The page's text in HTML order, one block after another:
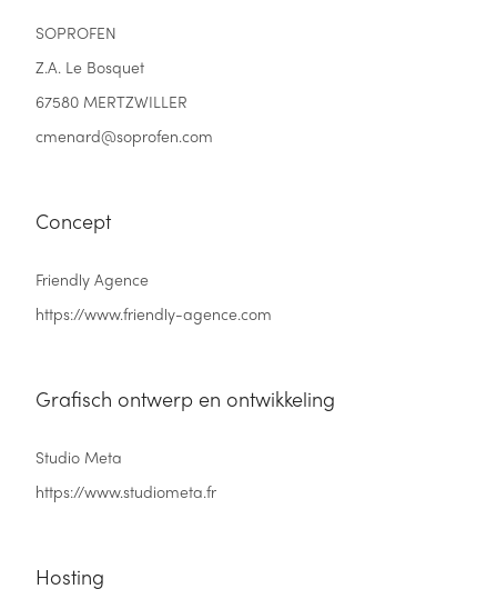
SOPROFEN
Z.A. Le Bosquet
67580 MERTZWILLER
cmenard@soprofen.com
Concept
Friendly Agence
https://www.friendly-agence.com
Grafisch ontwerp en ontwikkeling
Studio Meta
https://www.studiometa.fr
Hosting